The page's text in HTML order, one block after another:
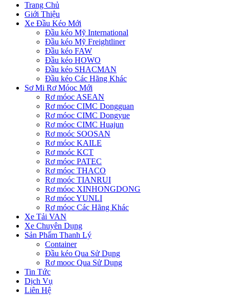
Trang Chủ
Giới Thiệu
Xe Đầu Kéo Mới
Đầu kéo Mỹ International
Đầu kéo Mỹ Freightliner
Đầu kéo FAW
Đầu kéo HOWO
Đầu kéo SHACMAN
Đầu kéo Các Hãng Khác
Sơ Mi Rơ Móoc Mới
Rơ móoc ASEAN
Rơ móoc CIMC Dongguan
Rơ móoc CIMC Dongyue
Rơ móoc CIMC Huajun
Rơ moóc SOOSAN
Rơ móoc KAILE
Rơ moóc KCT
Rơ móoc PATEC
Rơ móoc THACO
Rơ moóc TIANRUI
Rơ móoc XINHONGDONG
Rơ móoc YUNLI
Rơ móoc Các Hãng Khác
Xe Tải VAN
Xe Chuyên Dụng
Sản Phẩm Thanh Lý
Container
Đầu kéo Qua Sử Dụng
Rơ mooc Qua Sử Dụng
Tin Tức
Dịch Vụ
Liên Hệ